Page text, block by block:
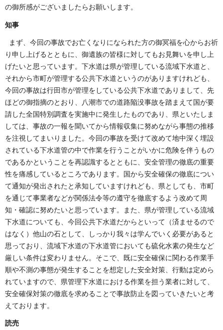
の御所感がございましたらお願いします。
知事
まず、今回の事故でお亡くなりになられた方の御冥福を心からお祈
り申し上げるとともに、御遺族の皆様に対してもお見舞いを申し上
げたいと思っています。下水道は県が管理している流域下水道と、
それから市町が管理する公共下水道というのがありますけれども、
今回の事故は行田市が管理をしている公共下水道でありまして、先
ほどの御指摘のとおり、八潮市での道路陥没事故を踏まえて国が要
請した全国特別調査を実施中に発生したものであり、県といたしま
しては、事故の一報を聞いてから情報収集に努めながら事態の推移
を注視してまいりました。今回の事故を受けて改めて地中深く埋設
されている下水道管の中で作業を行うことがいかに危険を伴うもの
であるかということを再認識するとともに、安全管理の徹底の重要
性を痛感しているところであります。国から安全確保の徹底につい
て通知が発出されたと承知していますけれども、県としても、市町
を通じて事業者などが関係法令等の遵守を徹底するよう改めて周
知・確認に努めたいと思っています。また、県が管理している流域
下水道についても、今回公共下水道だからといって（済ませるので
はなく）他山の石として、しっかり我々は学んでいく必要があると
思っており、流域下水道の下水道管においても硫化水素の発生など
厳しい条件は変わりません。そこで、既に安全確保に関わる作業手
順や不測の事態が発生することを想定した安全対策、行動は定めら
れていますので、県管理下水道における作業を担う業者に対して、
安全確保対策の徹底を求めることで事故防止を図っていきたいと考
えております。
読売